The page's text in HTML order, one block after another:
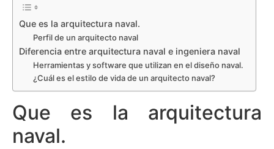
Que es la arquitectura naval.
Perfil de un arquitecto naval
Diferencia entre arquitectura naval e ingeniera naval
Herramientas y software que utilizan en el diseño naval.
¿Cuál es el estilo de vida de un arquitecto naval?
Que es la arquitectura
naval.